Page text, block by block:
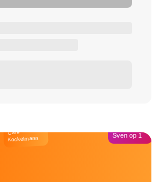
Café
Kockelmann Sven op 1